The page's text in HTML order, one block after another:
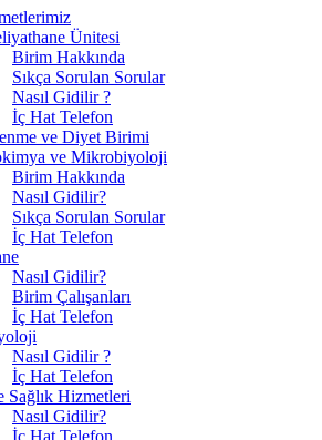
Ünitesi
Birim Hakkında
Sıkça Sorulan Sorular
Nasıl Gidilir ?
İç Hat Telefon
ve Diyet Birimi
ve Mikrobiyoloji
Birim Hakkında
Nasıl Gidilir?
Sıkça Sorulan Sorular
İç Hat Telefon
Nasıl Gidilir?
Birim Çalışanları
İç Hat Telefon
Nasıl Gidilir ?
İç Hat Telefon
Sağlık Hizmetleri
Nasıl Gidilir?
İç Hat Telefon